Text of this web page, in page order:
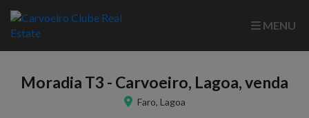
MENU
Moradia T3 - Carvoeiro, Lagoa, venda
Faro, Lagoa